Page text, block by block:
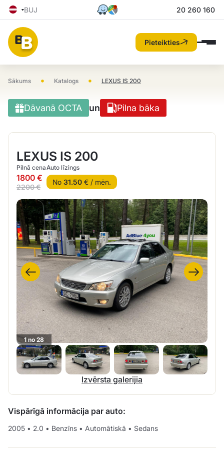
BUJ 20 260 160
Pieteikties
Sākums • Katalogs • LEXUS IS 200
Dāvanā OCTA un Pilna bāka
LEXUS IS 200
Pilnā cena
1800 €
2200 €
Auto līzings
No 31.50€ / mēn.
1 no 28
Izvērsta galerijia
Vispārīgā informācija par auto:
2005 • 2.0 • Benzīns • Automātiskā • Sedans